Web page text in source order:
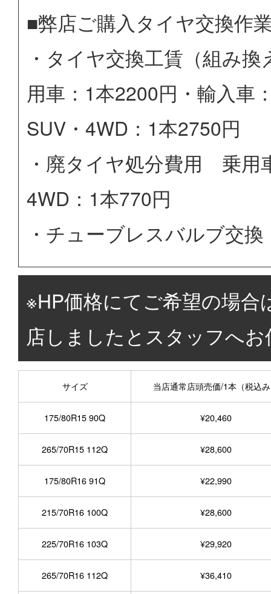
■弊店ご購入タイヤ交換作
・タイヤ交換工賃（組み
用車：1本2200円・輸入車
SUV・4WD：1本2750円
・廃タイヤ処分費用 乗用
4WD：1本770円
・チューブレスバルブ交
※HP価格にてご希望の場合
店しましたとスタッフへ
サイズ 当店通常店頭売価/1本（税込
175/80R15 90Q ¥20,460
265/70R15 112Q ¥28,600
175/80R16 91Q ¥22,990
215/70R16 100Q ¥28,600
225/70R16 103Q ¥29,920
265/70R16 112Q ¥36,410